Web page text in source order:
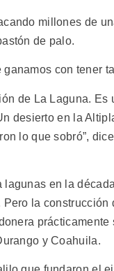
millones de
de palo.
con tener
de La Laguna.
desierto en la
lo que sobró”,
lagunas en la
la
y Coahuila.